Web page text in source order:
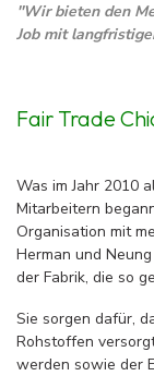
''Wir bieten den
Job mit
Fair Trade
Was im Jahr 2010
Mitarbeitern
Organisation mit
Herman und
der Fabrik, die so
Sie sorgen dafür,
Rohstoffen
werden sowie der